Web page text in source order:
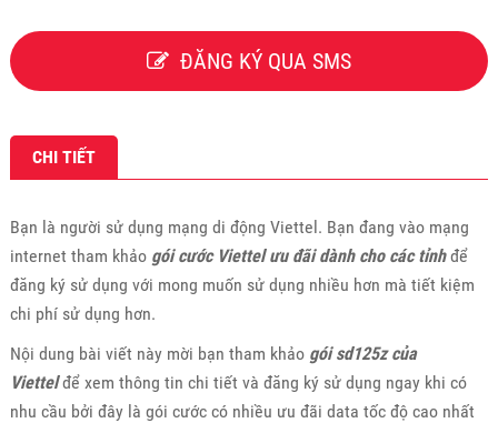
ĐĂNG KÝ QUA SMS
CHI TIẾT
Bạn là người sử dụng mạng di động Viettel. Bạn đang vào mạng
internet tham khảo gói cước Viettel ưu đãi dành cho các tỉnhđể
đăng ký sử dụng với mong muốn sử dụng nhiều hơn mà tiết kiệm
chi phí sử dụng hơn.
Nội dung bài viết này mời bạn tham khảo gói sd125z của
Viettelđể xem thông tin chi tiết và đăng ký sử dụng ngay khi có
nhu cầu bởi đây là gói cước có nhiều ưu đãi data tốc độ cao nhất